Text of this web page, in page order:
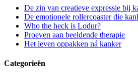
De zin van creatieve expressie bij
De emotionele rollercoaster die
Who the heck is Lodur?
Proeven aan beeldende therapie
Het leven oppakken ná kanker
Categorieën